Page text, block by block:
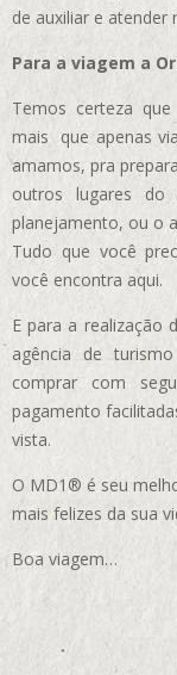
de auxiliar e atender
Para a viagem a
Temos certeza
mais que apenas
amamos, pra
outros lugares do
planejamento, ou o
Tudo que você
você encontra aqui.
E para a realização
agência de
comprar com
pagamento
vista.
O MD1® é seu
mais felizes da sua
Boa viagem…